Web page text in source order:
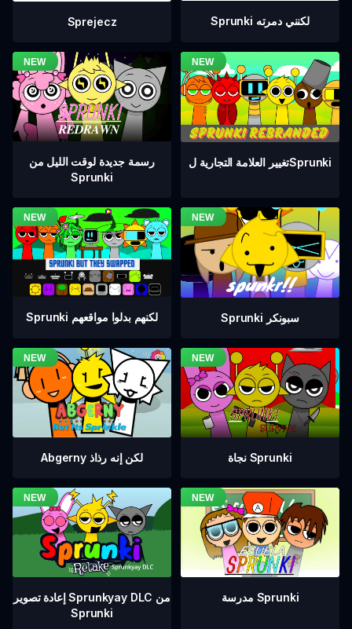
Sprejecz Sprunki لكنني دمرته
رسمة جديدة لوقت الليل من
Sprunki
تغيير العلامة التجارية لSprunki
Sprunki لكنهم بدلوا مواقعهم Sprunki سبونكر
Abgerny لكن إنه رذاذ نجاة Sprunki
إعادة تصوير Sprunkyay DLC من
Sprunki
مدرسة Sprunki